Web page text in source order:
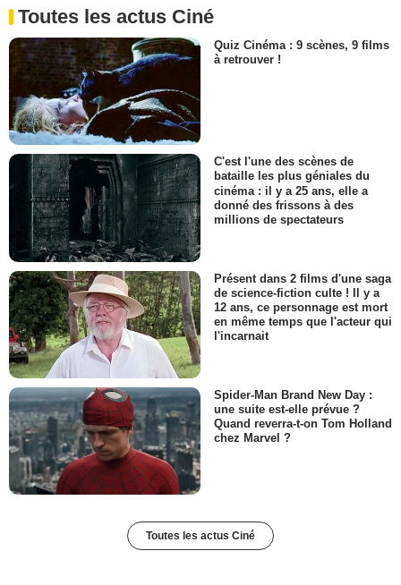
Toutes les actus Ciné
Quiz Cinéma : 9 scènes, 9 films
à retrouver !
C'est l'une des scènes de
bataille les plus géniales du
cinéma : il y a 25 ans, elle a
donné des frissons à des
millions de spectateurs
Présent dans 2 films d'une saga
de science-fiction culte ! Il y a
12 ans, ce personnage est mort
en même temps que l'acteur qui
l'incarnait
Spider-Man Brand New Day :
une suite est-elle prévue ?
Quand reverra-t-on Tom Holland
chez Marvel ?
Toutes les actus Ciné